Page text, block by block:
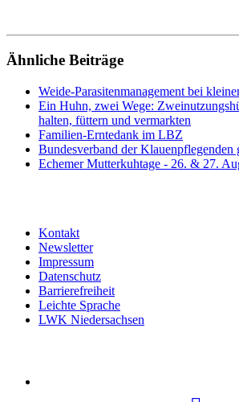
Ähnliche Beiträge
Weide-Parasitenmanagement bei
Ein Huhn, zwei Wege:
halten, füttern und vermarkten
Familien-Erntedank im LBZ
Bundesverband der Klauenpflegenden
Echemer Mutterkuhtage - 26. & 27.
Kontakt
Newsletter
Impressum
Datenschutz
Barrierefreiheit
Leichte Sprache
LWK Niedersachsen